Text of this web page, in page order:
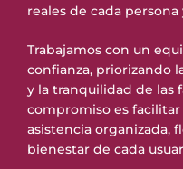
reales de cada
Trabajamos con un
confianza, priorizando
y la tranquilidad de las
compromiso es
asistencia organizada,
bienestar de cada